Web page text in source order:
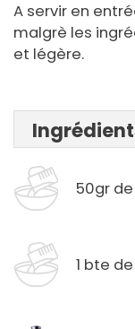
A servir en
malgrè les
et légère.
50gr
1 bte